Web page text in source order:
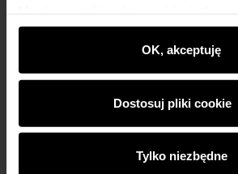
wyświetlać im dopasowane do ich
rekomendacje oraz komunikaty
najnowszych promocjach w e-sklepie.
partnerom społecznościowym,
analitycznym. Partnerzy mogą
podczas korzystania z ich usług.
OK, akceptuję
Dostosuj pliki cookie
Tylko niezbędne
Newsletter
Bądź na bieżąco z nowościami i
Zapisz się